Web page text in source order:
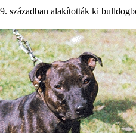
században alakították ki